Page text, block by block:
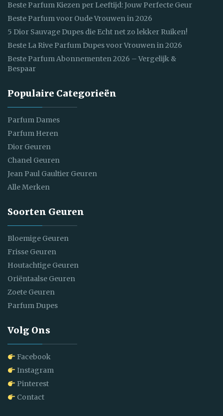
Beste Parfum Kiezen per Leeftijd: Jouw Perfecte Geur
Beste Parfum voor Oude Vrouwen in 2026
5 Dior Sauvage Dupes die Echt net zo lekker Ruiken!
Beste La Rive Parfum Dupes voor Vrouwen in 2026
Beste Parfum Abonnementen 2026 – Vergelijk &
Bespaar
Populaire Categorieën
Parfum Dames
Parfum Heren
Dior Geuren
Chanel Geuren
Jean Paul Gaultier Geuren
Alle Merken
Soorten Geuren
Bloemige Geuren
Frisse Geuren
Houtachtige Geuren
Oriëntaalse Geuren
Zoete Geuren
Parfum Dupes
Volg Ons
Facebook
Instagram
Pinterest
Contact